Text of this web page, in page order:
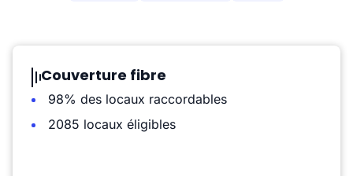
Couverture fibre
98% des locaux raccordables
2085 locaux éligibles